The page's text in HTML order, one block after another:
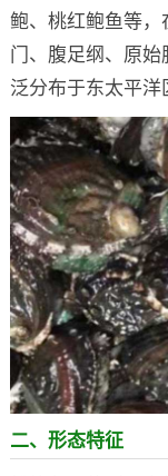
鲍、桃红鲍鱼等
门、腹足纲、原
泛分布于东太平洋
二、形态特征